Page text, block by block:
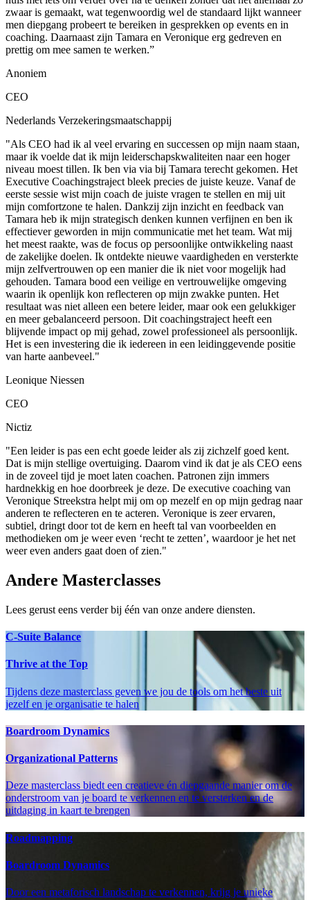
zwaar is gemaakt, wat tegenwoordig wel de standaard lijkt wanneer
men diepgang probeert te bereiken in gesprekken op events en in
coaching. Daarnaast zijn Tamara en Veronique erg gedreven en
prettig om mee samen te werken.”
Anoniem
CEO
Nederlands Verzekeringsmaatschappij
"Als CEO had ik al veel ervaring en successen op mijn naam staan,
maar ik voelde dat ik mijn leiderschapskwaliteiten naar een hoger
niveau moest tillen. Ik ben via via bij Tamara terecht gekomen. Het
Executive Coachingstraject bleek precies de juiste keuze. Vanaf de
eerste sessie wist mijn coach de juiste vragen te stellen en mij uit
mijn comfortzone te halen. Dankzij zijn inzicht en feedback van
Tamara heb ik mijn strategisch denken kunnen verfijnen en ben ik
effectiever geworden in mijn communicatie met het team. Wat mij
het meest raakte, was de focus op persoonlijke ontwikkeling naast
de zakelijke doelen. Ik ontdekte nieuwe vaardigheden en versterkte
mijn zelfvertrouwen op een manier die ik niet voor mogelijk had
gehouden. Tamara bood een veilige en vertrouwelijke omgeving
waarin ik openlijk kon reflecteren op mijn zwakke punten. Het
resultaat was niet alleen een betere leider, maar ook een gelukkiger
en meer gebalanceerd persoon. Dit coachingstraject heeft een
blijvende impact op mij gehad, zowel professioneel als persoonlijk.
Het is een investering die ik iedereen in een leidinggevende positie
van harte aanbeveel."
Leonique Niessen
CEO
Nictiz
"Een leider is pas een echt goede leider als zij zichzelf goed kent.
Dat is mijn stellige overtuiging. Daarom vind ik dat je als CEO eens
in de zoveel tijd je moet laten coachen. Patronen zijn immers
hardnekkig en hoe doorbreek je deze. De executive coaching van
Veronique Streekstra helpt mij om op mezelf en op mijn gedrag naar
anderen te reflecteren en te acteren. Veronique is zeer ervaren,
subtiel, dringt door tot de kern en heeft tal van voorbeelden en
methodieken om je weer even ‘recht te zetten’, waardoor je het net
weer even anders gaat doen of zien."
Andere Masterclasses
Lees gerust eens verder bij één van onze andere diensten.
C-Suite Balance
Thrive at the Top
Tijdens deze masterclass geven we jou de tools om het beste uit
jezelf en je organisatie te halen
Boardroom Dynamics
Organizational Patterns
Deze masterclass biedt een creatieve én diepgaande manier om de
onderstroom van je board te verkennen en te versterken en de
uitdaging in kaart te brengen
Roadmapping
Boardroom Dynamics
Door een metaforisch landschap te verkennen, krijg je unieke